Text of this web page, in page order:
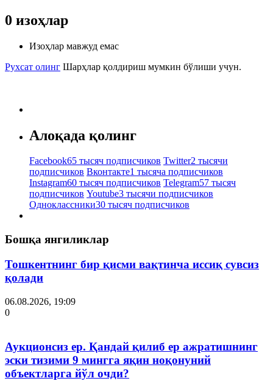
0 изоҳлар
Изоҳлар мавжуд емас
Рухсат олинг Шарҳлар қолдириш мумкин бўлиши учун.
Алоқада қолинг
Facebook65 тысяч подписчиков Twitter2 тысячи
подписчиков Вконтакте1 тысяча подписчиков
Instagram60 тысяч подписчиков Telegram57 тысяч
подписчиков Youtube3 тысячи подписчиков
Одноклассники30 тысяч подписчиков
Бошқа янгиликлар
Тошкентнинг бир қисми вақтинча иссиқ сувсиз
қолади
06.08.2026, 19:09
0
Аукционсиз ер. Қандай қилиб ер ажратишнинг
эски тизими 9 мингга яқин ноқонуний
объектларга йўл очди?